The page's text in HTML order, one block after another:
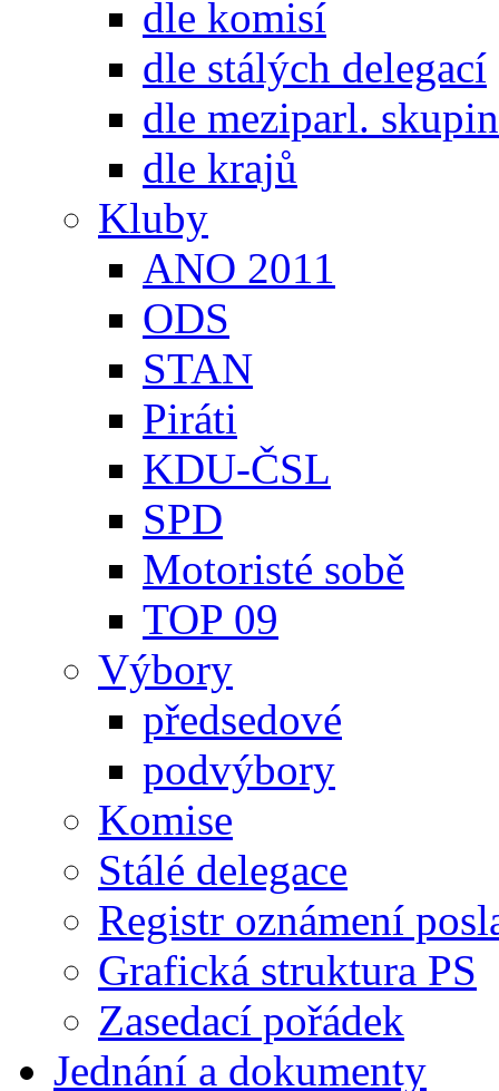
dle komisí
dle stálých delegací
dle meziparl. skupin
dle krajů
Kluby
ANO 2011
ODS
STAN
Piráti
KDU-ČSL
SPD
Motoristé sobě
TOP 09
Výbory
předsedové
podvýbory
Komise
Stálé delegace
Registr oznámení
Grafická struktura PS
Zasedací pořádek
Jednání a dokumenty